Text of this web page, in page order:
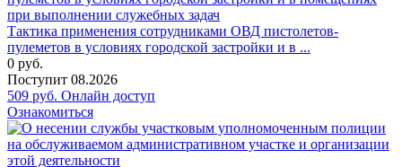
Тактика применения сотрудниками ОВД пистолетов-
пулеметов в условиях городской застройки и в ...
0 руб.
Поступит 08.2026
509 руб. Онлайн доступ
Ознакомиться